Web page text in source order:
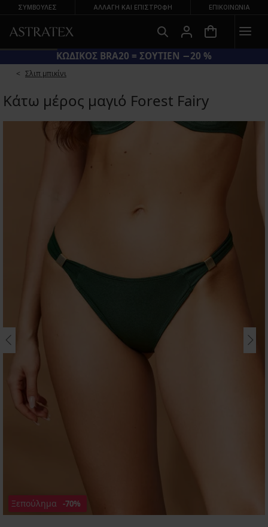
ΣΥΜΒΟΥΛΕΣ ΑΛΛΑΓΉ ΚΑΙ ΕΠΙΣΤΡΟΦΉ ΕΠΙΚΟΙΝΩΝΊΑ
ΚΩΔΙΚΟΣ BRA20 = ΣΟΥΤΙΕΝ −20 %
Σλιπ μπικίνι
Κάτω μέρος μαγιό Forest Fairy
Ξεπούλημα -70%